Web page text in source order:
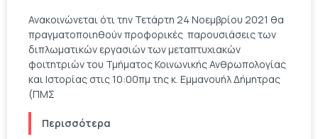
Ανακοινώνεται ότι την Τετάρτη 24 Νοεμβρίου 2021 θα
πραγματοποιηθούν προφορικές παρουσιάσεις των
διπλωματικών εργασιών των μεταπτυχιακών
φοιτητριών του Τμήματος Κοινωνικής Ανθρωπολογίας
και Ιστορίας στις 10:00πμ της κ. Εμμανουήλ Δήμητρας
(ΠΜΣ
Περισσότερα